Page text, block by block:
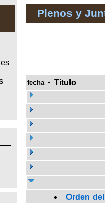
Plenos y
fecha Titulo
Orden